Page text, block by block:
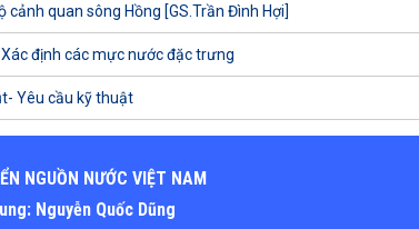
quan sông Hồng [GS.Trần Đình Hợi]
định các mực nước đặc trưng
Yêu cầu kỹ thuật
NGUỒN NƯỚC VIỆT NAM
Nguyễn Quốc Dũng